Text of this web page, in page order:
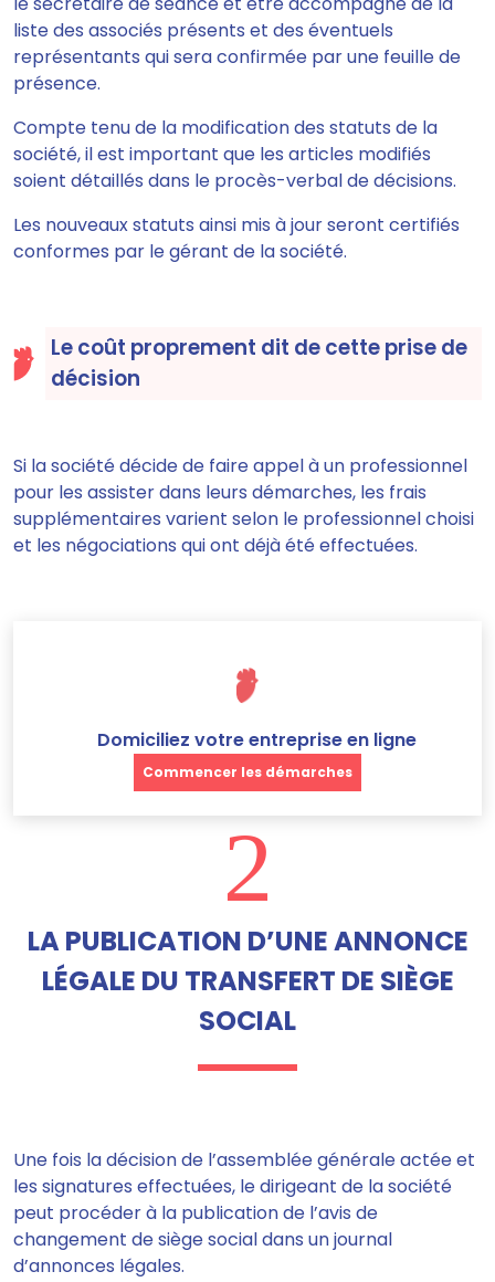
liste des associés présents et des éventuels
représentants qui sera confirmée par une feuille de
présence.
Compte tenu de la modification des statuts de la
société, il est important que les articles modifiés
soient détaillés dans le procès-verbal de décisions.
Les nouveaux statuts ainsi mis à jour seront certifiés
conformes par le gérant de la société.
Le coût proprement dit de cette prise de
décision
Si la sociétédécide de faireappel à un professionnel
pour les assister dans leurs démarches, les frais
supplémentaires varient selon le professionnel choisi
et les négociations qui ont déjà été effectuées.
Domiciliez votre entreprise en ligne
Commencer les démarches
2
LA PUBLICATION D’UNE ANNONCE
LÉGALE DU TRANSFERT DE SIÈGE
SOCIAL
Une fois la décision de l’assemblée générale actée et
les signatures effectuées, le dirigeant de la société
peut procéder à la publication de l’avis de
changement de siège social dans un journal
d’annonces légales.